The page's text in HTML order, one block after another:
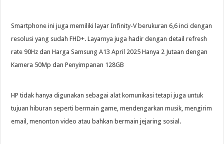
Smartphone ini juga memiliki layar Infinity-V berukuran 6,6 inci dengan
resolusi yang sudah FHD+. Layarnya juga hadir dengan detail refresh
rate 90Hz dan Harga Samsung A13 April 2025 Hanya 2 Jutaan dengan
Kamera 50Mp dan Penyimpanan 128GB
HP tidak hanya digunakan sebagai alat komunikasi tetapi juga untuk
tujuan hiburan seperti bermain game, mendengarkan musik, mengirim
email, menonton video atau bahkan bermain jejaring sosial.